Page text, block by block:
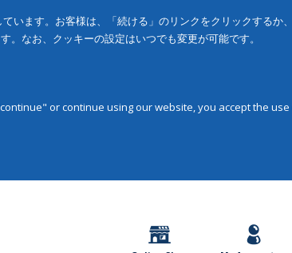
います。お客様は、「続ける」のリンクをクリックするか
なお、クッキーの設定はいつでも変更が可能です。
or continue using our website, you accept the use